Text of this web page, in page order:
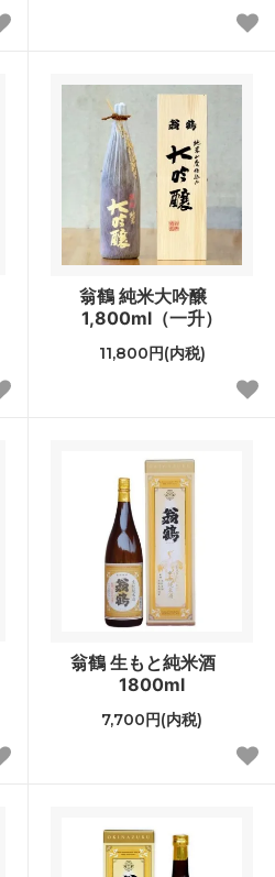
翁鶴 純米大吟醸
1,800ml（一升）
11,800円(内税)
翁鶴 生もと純米酒
1800ml
7,700円(内税)